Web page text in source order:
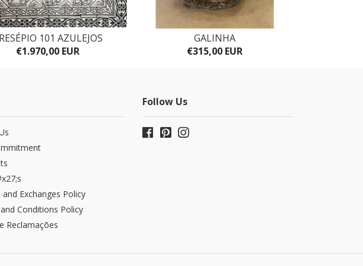
101 AZULEJOS
€1.970,00 EUR
GALINHA
€315,00 EUR
and Exchanges​ Policy
Conditions Policy
Reclamações
Follow Us